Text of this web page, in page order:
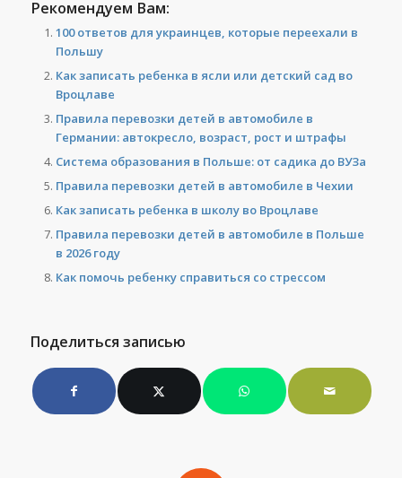
Рекомендуем Вам:
100 ответов для украинцев, которые переехали в
Польшу
Как записать ребенка в ясли или детский сад во
Вроцлаве
Правила перевозки детей в автомобиле в
Германии: автокресло, возраст, рост и штрафы
Система образования в Польше: от садика до ВУЗа
Правила перевозки детей в автомобиле в Чехии
Как записать ребенка в школу во Вроцлаве
Правила перевозки детей в автомобиле в Польше
в 2026 году
Как помочь ребенку справиться со стрессом
Поделиться записью